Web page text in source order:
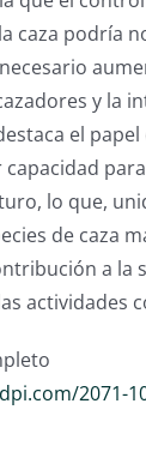
caza podría
y la
el
capacidad
lo que,
de caza
a la
actividades
2071-